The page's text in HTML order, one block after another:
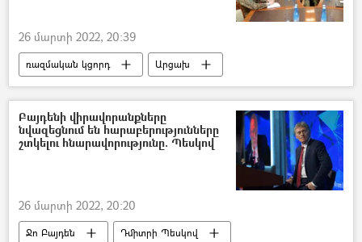
26 մարտի 2022, 20:39
ռազմական կցորդ
Արցախ
Խաղաղապահներն Արցախում
Հայաստան
Բայդենի վիրավորանքները
նվազեցնում են հարաբերությունները
շտկելու հնարավորությունը. Պեսկով
26 մարտի 2022, 20:20
Ջո Բայդեն
Դմիտրի Պեսկով